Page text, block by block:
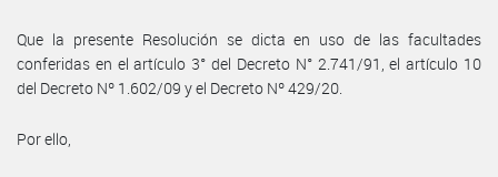
Que la presente Resolución se dicta en uso de las facultades
conferidas en el artículo 3° del Decreto N° 2.741/91, el artículo 10
del Decreto Nº 1.602/09 y el Decreto Nº 429/20.
Por ello,